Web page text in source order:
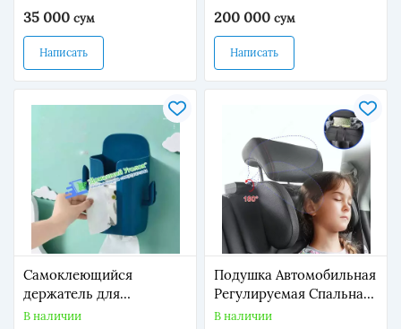
35 000 сум
Написать
200 000 сум
Написать
Самоклеющийся
держатель для
рулонных полотенец
В наличии
Подушка Автомобильная
Регулируемая Спальная
Подголовник
В наличии